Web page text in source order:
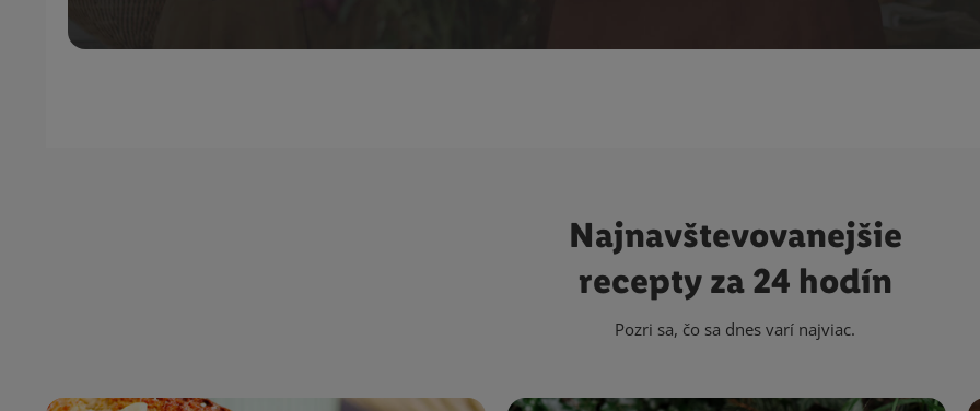
Najnavštevovanejšie
recepty za 24 hodín
Pozri sa, čo sa dnes varí najviac.